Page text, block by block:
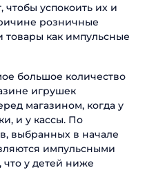
чтобы успокоить их и
розничные
товары как импульсные
большое количество
игрушек
магазином, когда у
и у кассы. По
выбранных в начале
импульсными
что у детей ниже